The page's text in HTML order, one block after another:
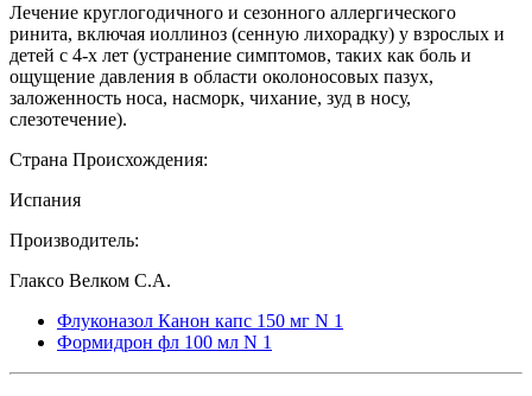
Лечение круглогодичного и сезонного аллергического
ринита, включая иоллиноз (сенную лихорадку) у взрослых и
детей с 4-х лет (устранение симптомов, таких как боль и
ощущение давления в области околоносовых пазух,
заложенность носа, насморк, чихание, зуд в носу,
слезотечение).
Страна Происхождения:
Испания
Производитель:
Глаксо Велком С.А.
Флуконазол Канон капс 150 мг N 1
Формидрон фл 100 мл N 1